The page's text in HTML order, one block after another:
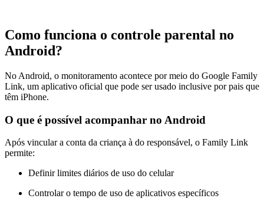
Como funciona o controle parental no
Android?
No Android, o monitoramento acontece por meio do Google Family
Link, um aplicativo oficial que pode ser usado inclusive por pais que
têm iPhone.
O que é possível acompanhar no Android
Após vincular a conta da criança à do responsável, o Family Link
permite:
Definir limites diários de uso do celular
Controlar o tempo de uso de aplicativos específicos